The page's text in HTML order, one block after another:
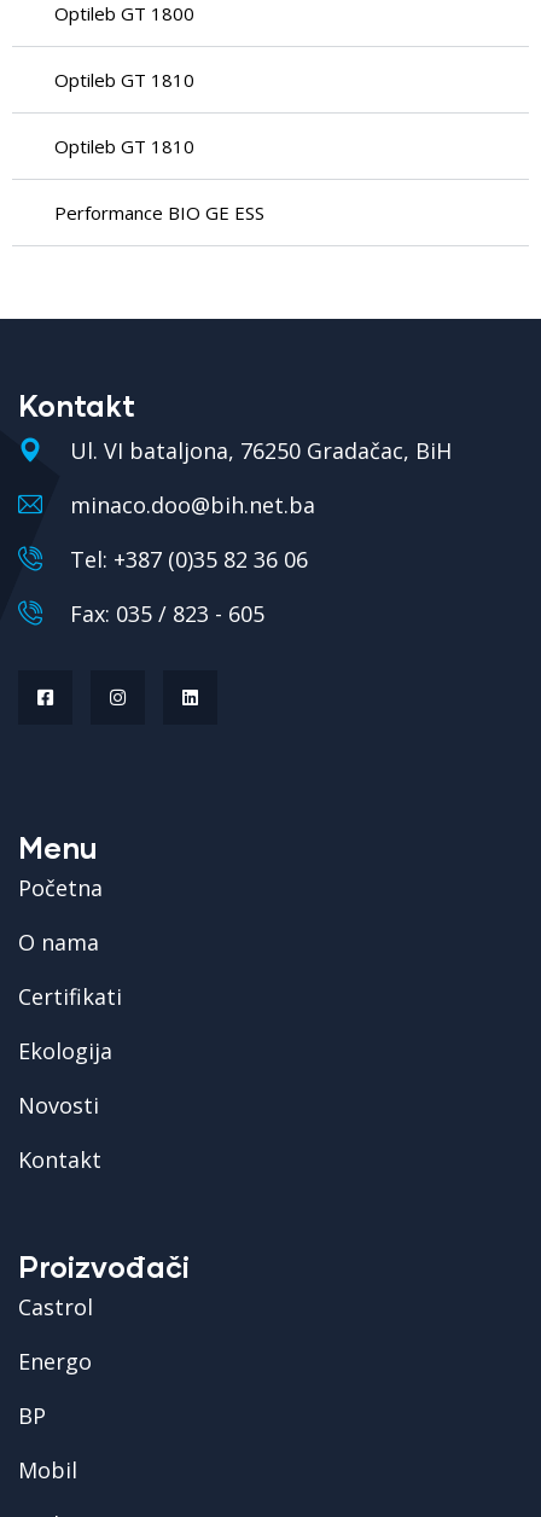
Optileb GT 1800
Optileb GT 1810
Optileb GT 1810
Performance BIO GE ESS
Kontakt
Ul. VI bataljona, 76250 Gradačac, BiH
minaco.doo@bih.net.ba
Tel: +387 (0)35 82 36 06
Fax: 035 / 823 - 605
Menu
Početna
O nama
Certifikati
Ekologija
Novosti
Kontakt
Proizvođači
Castrol
Energo
BP
Mobil